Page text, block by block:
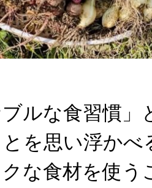
ブルな食習慣
を思い浮かべ
な食材を使う